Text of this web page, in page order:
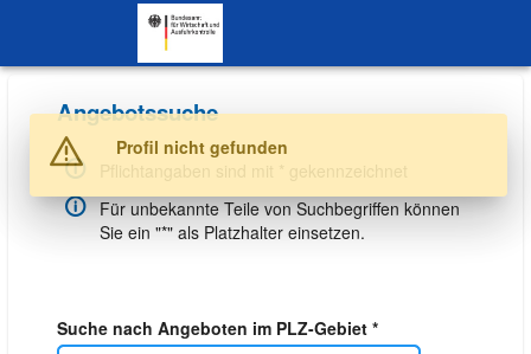
SKIP TO CONTENT.
Angebotssuche
Für unbekannte Teile von Suchbegriffen können
Sie ein "*" als Platzhalter einsetzen.
Suche nach Angeboten im PLZ-Gebiet *
Warnung
Profil nicht gefunden